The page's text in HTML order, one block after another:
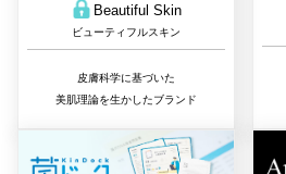
Beautiful Skin
ビューティフルスキン
皮膚科学に基づいた
美肌理論を生かしたブランド